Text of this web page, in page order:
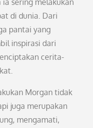
sering melakukan
di dunia. Dari
pantai yang
inspirasi dari
cerita-
Morgan tidak
juga merupakan
mengamati,